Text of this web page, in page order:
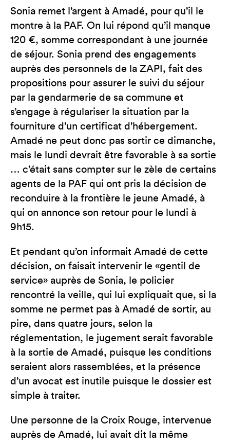
Sonia remet l’argent à Amadé, pour qu’il le
montre à la PAF. On lui répond qu’il manque
120 €, somme correspondant à une journée
de séjour. Sonia prend des engagements
auprès des personnels de la ZAPI, fait des
propositions pour assurer le suivi du séjour
par la gendarmerie de sa commune et
s’engage à régulariser la situation par la
fourniture d’un certificat d’hébergement.
Amadé ne peut donc pas sortir ce dimanche,
mais le lundi devrait être favorable à sa sortie
… c’était sans compter sur le zèle de certains
agents de la PAF qui ont pris la décision de
reconduire à la frontière le jeune Amadé, à
qui on annonce son retour pour le lundi à
9h15.
Et pendant qu’on informait Amadé de cette
décision, on faisait intervenir le «gentil de
service» auprès de Sonia, le policier
rencontré la veille, qui lui expliquait que, si la
somme ne permet pas à Amadé de sortir, au
pire, dans quatre jours, selon la
réglementation, le jugement serait favorable
à la sortie de Amadé, puisque les conditions
seraient alors rassemblées, et la présence
d’un avocat est inutile puisque le dossier est
simple à traiter.
Une personne de la Croix Rouge, intervenue
auprès de Amadé, lui avait dit la même